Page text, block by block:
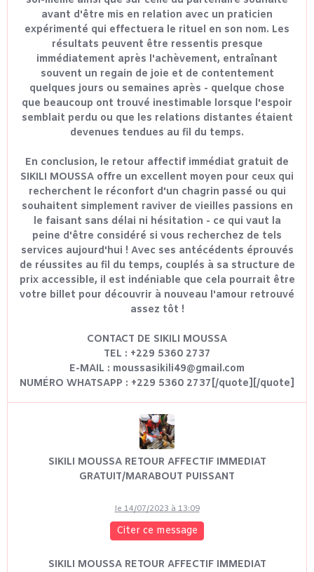
avant d'être mis en relation avec un praticien
expérimenté qui effectuera le rituel en son nom. Les
résultats peuvent être ressentis presque
immédiatement après l'achèvement, entraînant
souvent un regain de joie et de contentement
quelques jours ou semaines après - quelque chose
que beaucoup ont trouvé inestimable lorsque l'espoir
semblait perdu ou que les relations distantes étaient
devenues tendues au fil du temps.
En conclusion, le retour affectif immédiat gratuit de
SIKILI MOUSSA offre un excellent moyen pour ceux qui
recherchent le réconfort d'un chagrin passé ou qui
souhaitent simplement raviver de vieilles passions en
le faisant sans délai ni hésitation - ce qui vaut la
peine d'être considéré si vous recherchez de tels
services aujourd'hui ! Avec ses antécédents éprouvés
de réussites au fil du temps, couplés à sa structure de
prix accessible, il est indéniable que cela pourrait être
votre billet pour découvrir à nouveau l'amour retrouvé
assez tôt !
CONTACT DE SIKILI MOUSSA
TEL : +229 5360 2737
E-MAIL : moussasikili49@gmail.com
NUMÉRO WHATSAPP : +229 5360 2737[/quote][/quote]
SIKILI MOUSSA RETOUR AFFECTIF IMMEDIAT
GRATUIT/MARABOUT PUISSANT
le 14/07/2023 à 13:09
Citer ce message
SIKILI MOUSSA RETOUR AFFECTIF IMMEDIAT